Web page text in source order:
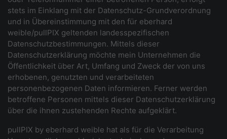
stets im Einklang mit der Datenschutz-Grundverordnung
und in Übereinstimmung mit den für eberhard
weible/pullPIX geltenden landesspezifischen
Datenschutzbestimmungen. Mittels dieser
Datenschutzerklärung möchte mein Unternehmen die
Öffentlichkeit über Art, Umfang und Zweck der von uns
erhobenen, genutzten und verarbeiteten
personenbezogenen Daten informieren. Ferner werden
betroffene Personen mittels dieser Datenschutzerklärung
über die ihnen zustehenden Rechte aufgeklärt.
pullPIX by eberhard weible hat als für die Verarbeitung